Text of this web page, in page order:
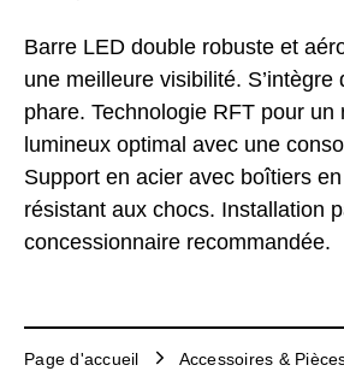
Barre LED double robuste et
une meilleure visibilité. S’intègre
phare. Technologie RFT pour un
lumineux optimal avec une
Support en acier avec boîtiers
résistant aux chocs. Installation
concessionnaire recommandée.
Page d'accueil Accessoires &